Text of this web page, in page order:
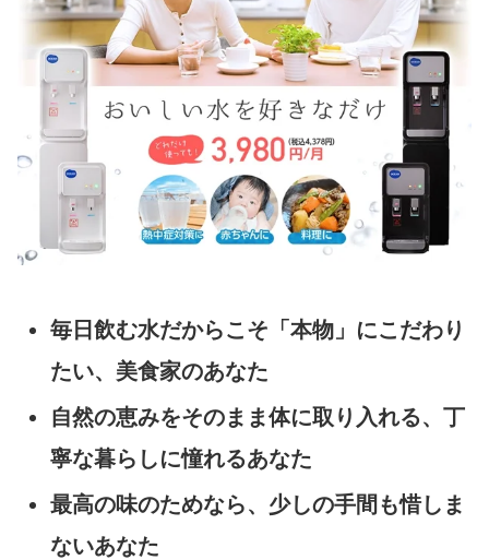
毎日飲む水だからこそ「本物」にこだわり
たい、美食家のあなた
自然の恵みをそのまま体に取り入れる、丁
寧な暮らしに憧れるあなた
最高の味のためなら、少しの手間も惜しま
ないあなた